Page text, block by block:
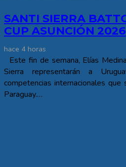
SANTI SIERRA
CUP ASUNCIÓN 2026
hace 4 horas
Este fin de semana, Elías
Sierra representarán a
competencias internacionales que
Paraguay.…